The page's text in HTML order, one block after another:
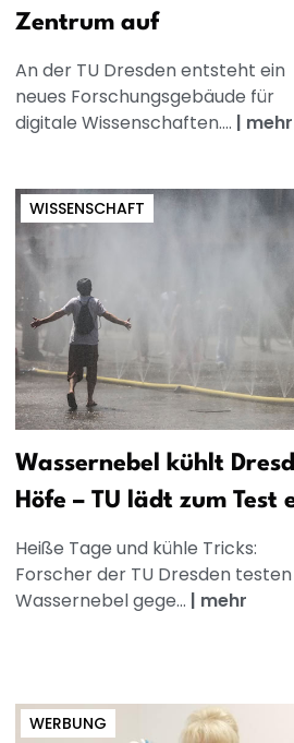
Zentrum auf
An der TU Dresden entsteht ein
neues Forschungsgebäude für
digitale Wissenschaften.... | mehr
WISSENSCHAFT
Wassernebel kühlt
Höfe – TU lädt zum Test
Heiße Tage und kühle Tricks:
Forscher der TU Dresden testen
Wassernebel gege... | mehr
WERBUNG